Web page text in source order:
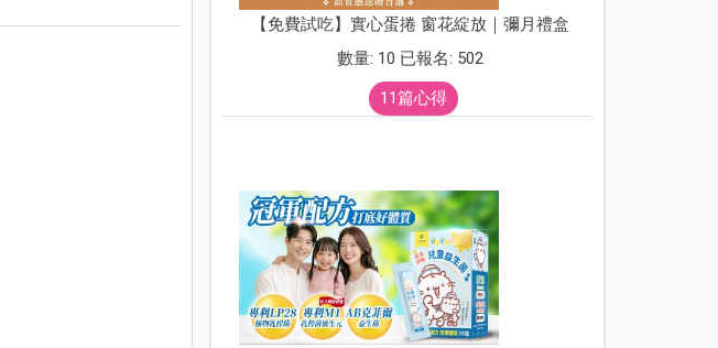
【免費試吃】實心蛋捲 窗花綻放｜彌月禮盒
數量: 10 已報名: 502
11篇心得